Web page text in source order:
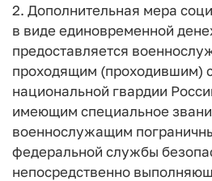
2. Дополнительная мера
в виде единовременной
предоставляется
проходящим (проходившим)
национальной гвардии
имеющим специальное
военнослужащим
федеральной службы
непосредственно